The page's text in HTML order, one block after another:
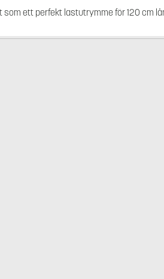
ett perfekt lastutrymme för 120 cm